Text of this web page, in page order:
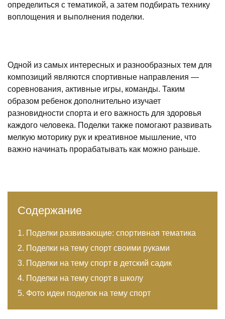
определиться с тематикой, а затем подбирать технику
воплощения и выполнения поделки.
Одной из самых интересных и разнообразных тем для
композиций являются спортивные направления —
соревнования, активные игры, команды. Таким
образом ребенок дополнительно изучает
разновидности спорта и его важность для здоровья
каждого человека. Поделки также помогают развивать
мелкую моторику рук и креативное мышление, что
важно начинать прорабатывать как можно раньше.
Содержание
Поделки развивающие: спортивная тематика
Поделки на тему спорт своими руками
Поделки на тему спорт в детский садик
Поделки на тему спорт в школу
Фото идеи поделок на тему спорт